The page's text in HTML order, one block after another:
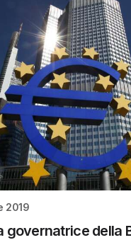
2019
governatrice della